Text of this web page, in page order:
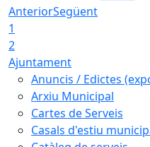
AnteriorSegüent
1
2
Ajuntament
Anuncis / Edictes
Arxiu Municipal
Cartes de Serveis
Casals d'estiu